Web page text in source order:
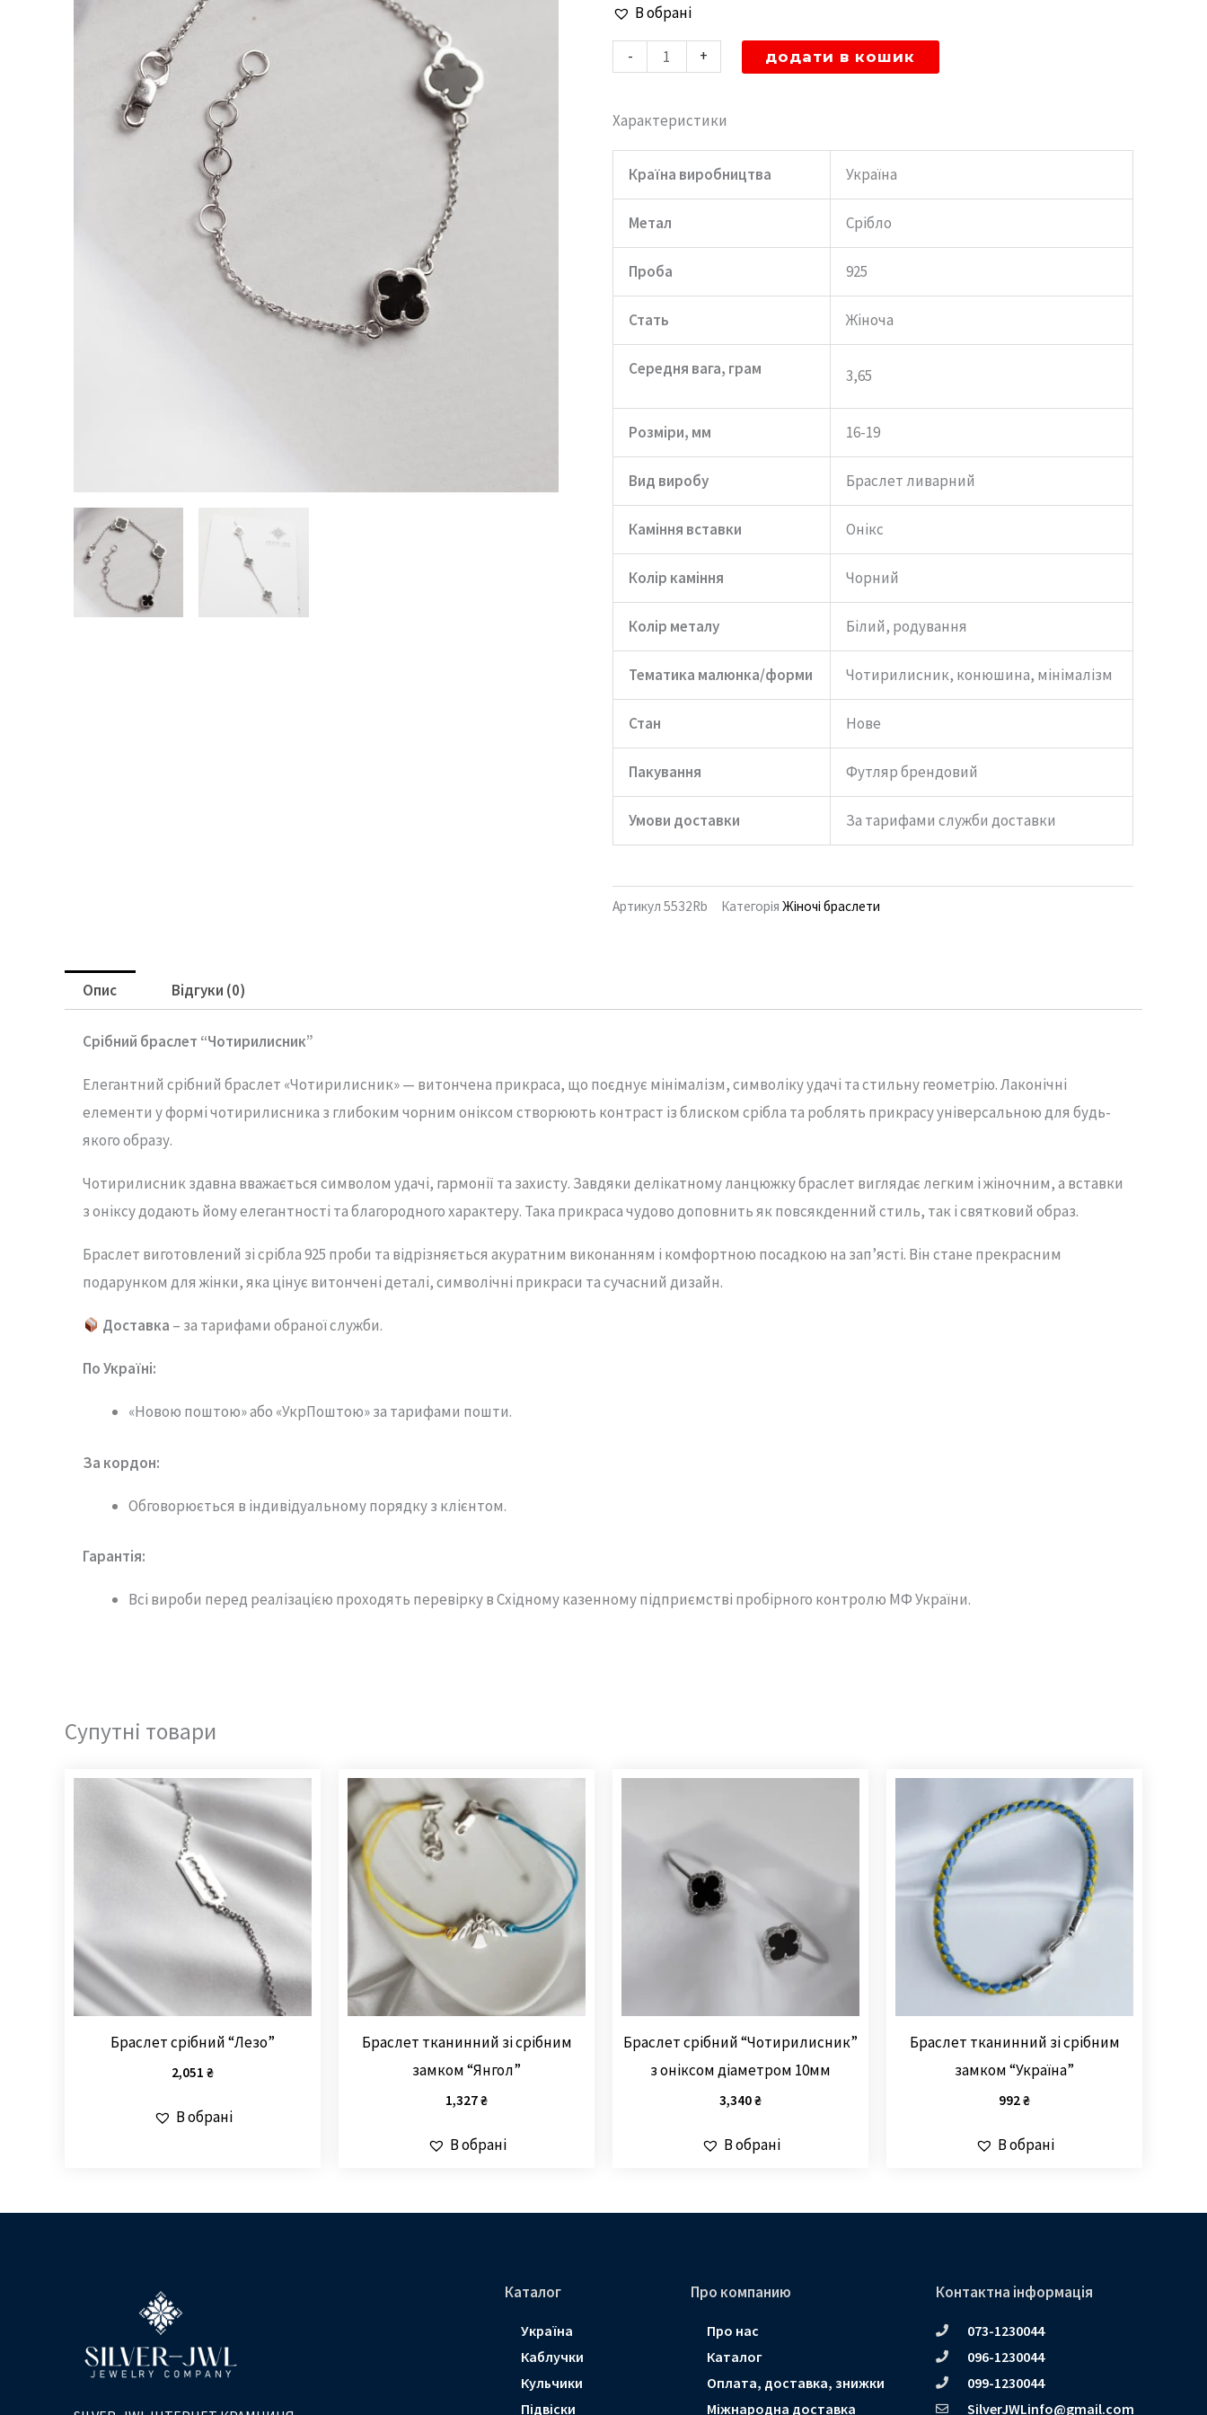
В обрані
-
Браслет
срібний
"Чотирилисник"
оніксом
діаметром
8мм
+ додати в кошик
Характеристики
Країна виробництва Україна
Метал Срібло
Проба 925
Стать Жіноча
Середня вага, грам 3,65
Розміри, мм 16-19
Вид виробу Браслет ливарний
Каміння вставки Онікс
Колір каміння Чорний
Колір металу Білий, родування
Тематика малюнка/форми Чотирилисник, конюшина, мінімалізм
Стан Нове
Пакування Футляр брендовий
Умови доставки За тарифами служби доставки
Артикул 5532Rb Категорія Жіночі браслети
Опис Відгуки (0)
Срібний браслет “Чотирилисник”
Елегантний срібний браслет «Чотирилисник» — витончена прикраса, що поєднує мінімалізм, символіку удачі та стильну геометрію. Лаконічні
елементи у формі чотирилисника з глибоким чорним оніксом створюють контраст із блиском срібла та роблять прикрасу універсальною для будь-
якого образу.
Чотирилисник здавна вважається символом удачі, гармонії та захисту. Завдяки делікатному ланцюжку браслет виглядає легким і жіночним, а вставки
з оніксу додають йому елегантності та благородного характеру. Така прикраса чудово доповнить як повсякденний стиль, так і святковий образ.
Браслет виготовлений зі срібла 925 проби та відрізняється акуратним виконанням і комфортною посадкою на зап’ясті. Він стане прекрасним
подарунком для жінки, яка цінує витончені деталі, символічні прикраси та сучасний дизайн.
Доставка – за тарифами обраної служби.
По Україні:
«Новою поштою» або «УкрПоштою» за тарифами пошти.
За кордон:
Обговорюється в індивідуальному порядку з клієнтом.
Гарантія:
Всі вироби перед реалізацією проходять перевірку в Східному казенному підприємстві пробірного контролю МФ України.
Супутні товари
Браслет срібний “Лезо”
2,051 ₴
В обрані
Браслет тканинний зі срібним
замком “Янгол”
1,327₴
В обрані
Браслет срібний “Чотирилисник”
з оніксом діаметром 10мм
3,340₴
В обрані
Браслет тканинний зі срібним
замком “Україна”
992₴
В обрані
Каталог
Україна
Каблучки
Кульчики
Підвіски
Про компанию
Про нас
Каталог
Оплата, доставка, знижки
Мiжнародна доставка
Контактна інформація
073-1230044
096-1230044
099-1230044
SilverJWLinfo@gmail.com